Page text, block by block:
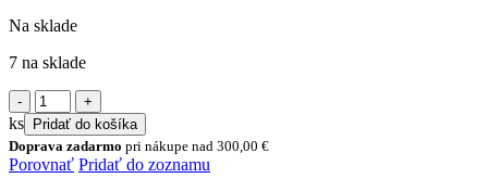
was:
Na sklade
7 na sklade
množstvo
combisystem
malé
hrable,
18.5
ks
Pridať do košíka
Doprava zadarmo pri nákupe nad 300,00 €
Porovnať Pridať do zoznamu